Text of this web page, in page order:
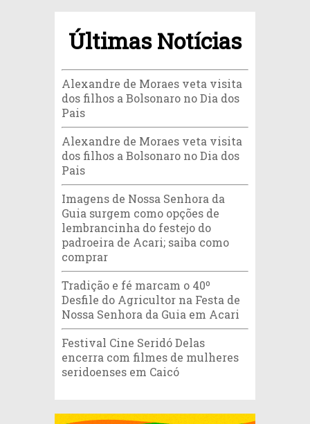
Últimas Notícias
Alexandre de Moraes veta visita
dos filhos a Bolsonaro no Dia dos
Pais
Alexandre de Moraes veta visita
dos filhos a Bolsonaro no Dia dos
Pais
Imagens de Nossa Senhora da
Guia surgem como opções de
lembrancinha do festejo do
padroeira de Acari; saiba como
comprar
Tradição e fé marcam o 40º
Desfile do Agricultor na Festa de
Nossa Senhora da Guia em Acari
Festival Cine Seridó Delas
encerra com filmes de mulheres
seridoenses em Caicó